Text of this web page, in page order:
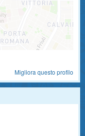
Migliora questo profilo